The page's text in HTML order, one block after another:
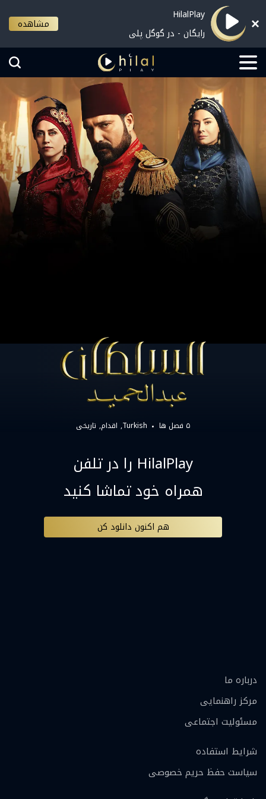
HilalPlay
رایگان - در گوگل پلی
مشاهده
۵ فصل ها Turkish اقدام تاریخی
HilalPlay را در تلفن
همراه خود تماشا کنید
هم اکنون دانلود کن
درباره ما
مرکز راهنمایی
مسئولیت اجتماعی
شرایط استفاده
سیاست حفظ حریم خصوصی